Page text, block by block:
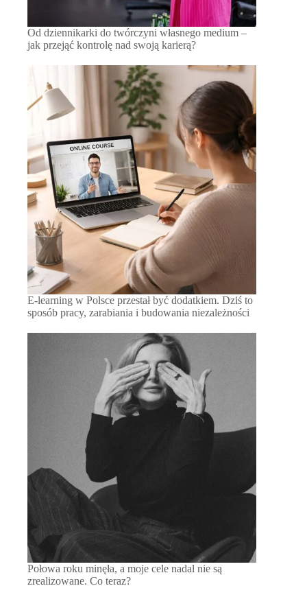
Od dziennikarki do twórczyni własnego medium –
jak przejąć kontrolę nad swoją karierą?
E-learning w Polsce przestał być dodatkiem. Dziś to
sposób pracy, zarabiania i budowania niezależności
Połowa roku minęła, a moje cele nadal nie są
zrealizowane. Co teraz?